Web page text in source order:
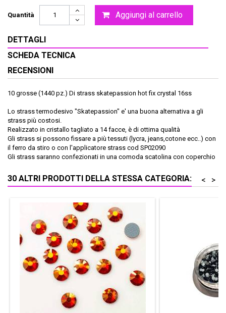
Quantità Aggiungi al carrello
DETTAGLI
SCHEDA TECNICA
RECENSIONI
10 grosse (1440 pz.) Di strass skatepassion hot fix crystal 16ss
Lo strass termodesivo "Skatepassion" e' una buona alternativa a gli
strass più costosi.
Realizzato in cristallo tagliato a 14 facce, è di ottima qualità
Gli strass si possono fissare a più tessuti (lycra, jeans,cotone ecc..) con
il ferro da stiro o con l'applicatore strass cod SP02090
Gli strass saranno confezionati in una comoda scatolina con coperchio
30 ALTRI PRODOTTI DELLA STESSA CATEGORIA: >
<